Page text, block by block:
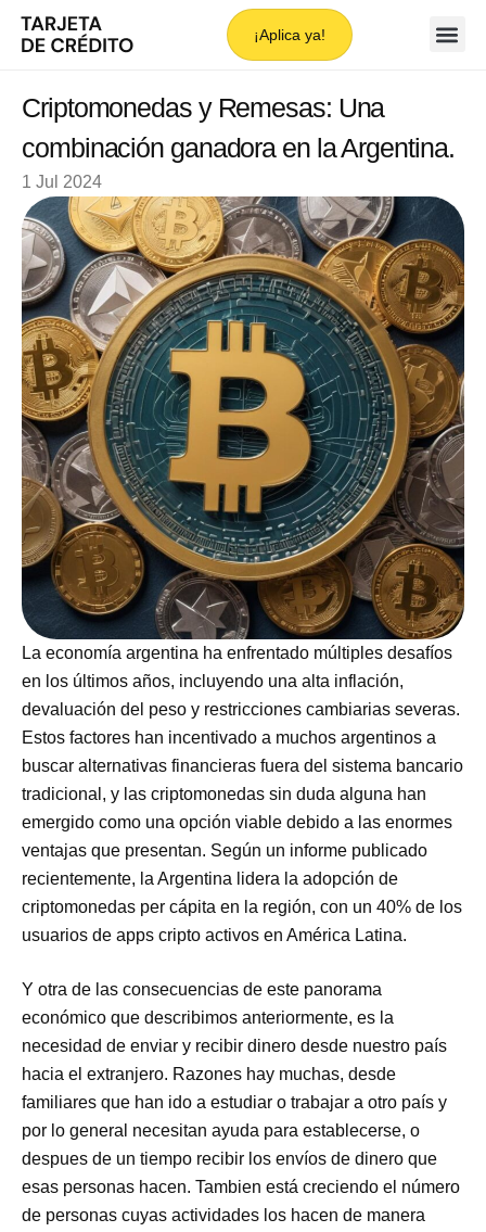
¡Aplica ya!
Criptomonedas y Remesas: Una
combinación ganadora en la Argentina.
1 Jul 2024
La economía argentina ha enfrentado múltiples desafíos
en los últimos años, incluyendo una alta inflación,
devaluación del peso y restricciones cambiarias severas.
Estos factores han incentivado a muchos argentinos a
buscar alternativas financieras fuera del sistema bancario
tradicional, y las criptomonedas sin duda alguna han
emergido como una opción viable debido a las enormes
ventajas que presentan. Según un informe publicado
recientemente, la Argentina lidera la adopción de
criptomonedas per cápita en la región, con un 40% de los
usuarios de apps cripto activos en América Latina.
Y otra de las consecuencias de este panorama
económico que describimos anteriormente, es la
necesidad de enviar y recibir dinero desde nuestro país
hacia el extranjero. Razones hay muchas, desde
familiares que han ido a estudiar o trabajar a otro país y
por lo general necesitan ayuda para establecerse, o
despues de un tiempo recibir los envíos de dinero que
esas personas hacen. Tambien está creciendo el número
de personas cuyas actividades los hacen de manera